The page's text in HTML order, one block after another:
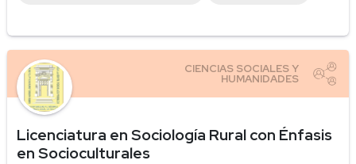
Licenciatura en Sociología Rural con Énfasis
en Socioculturales